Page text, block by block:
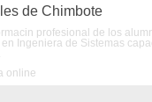
de Chimbote
profesional de los
Ingeniera de Sistemas
online